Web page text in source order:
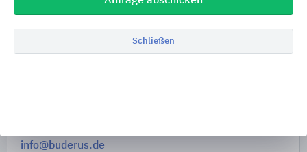
Buderus Deutschland
Bosch Thermotechnik GmbH
info@buderus.de
Schließen